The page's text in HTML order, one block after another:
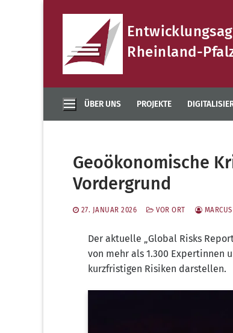
Rheinland-
ÜBER UNS PROJEKTE
Geoökonomische
Vordergrund
27. JANUAR 2026 VOR ORT
Der aktuelle „Global Risks
von mehr als 1.300 Expertinnen
kurzfristigen Risiken darstellen.